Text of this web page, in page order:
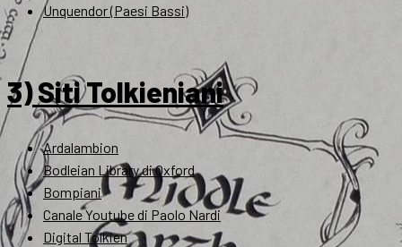
Unquendor (Paesi Bassi)
3) Siti Tolkieniani
Ardalambion
Bodleian Library di Oxford
Bompiani
Canale Youtube di Paolo Nardi
Digital Tolkien